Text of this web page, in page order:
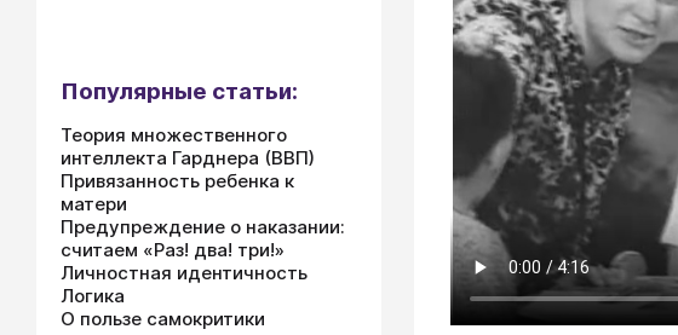
Популярные статьи:
Теория множественного
интеллекта Гарднера (ВВП)
Привязанность ребенка к
матери
Предупреждение о наказании:
считаем «Раз! два! три!»
Личностная идентичность
Логика
О пользе самокритики